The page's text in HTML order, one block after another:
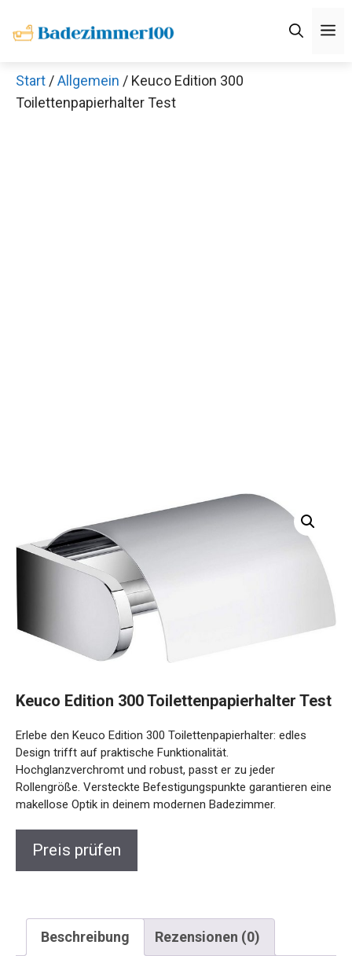
Inhalt
Start /Allgemein / Keuco Edition 300
Toilettenpapierhalter Test
Keuco Edition 300 Toilettenpapierhalter Test
Erlebe den Keuco Edition 300 Toilettenpapierhalter: edles
Design trifft auf praktische Funktionalität.
Hochglanzverchromt und robust, passt er zu jeder
Rollengröße. Versteckte Befestigungspunkte garantieren eine
makellose Optik in deinem modernen Badezimmer.
Preis prüfen
Beschreibung Rezensionen (0)